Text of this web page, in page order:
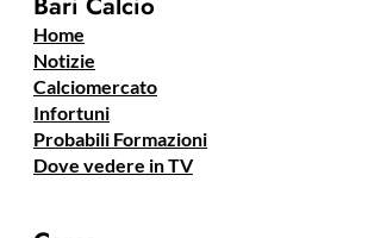
Home
Notizie
Calciomercato
Infortuni
Probabili Formazioni
Dove vedere in TV